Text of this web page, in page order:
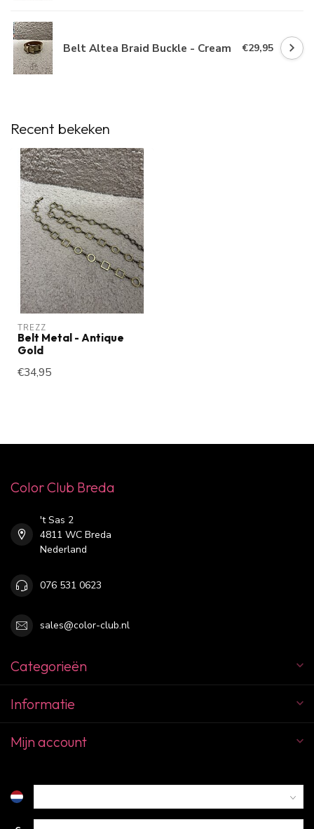
Belt Altea Braid Buckle - Cream €29,95
Recent bekeken
TREZZ
Belt Metal - Antique
Gold
€34,95
Color Club Breda
't Sas 2
4811 WC Breda
Nederland
076 531 0623
sales@color-club.nl
Categorieën
Informatie
Mijn account